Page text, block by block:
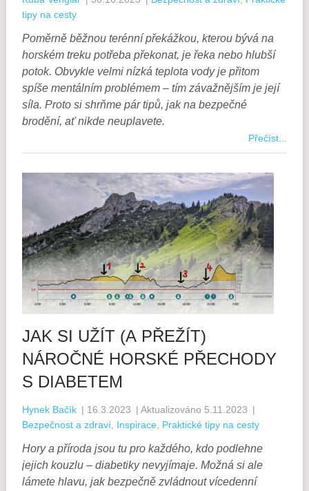
tipy na cesty
Poměrně běžnou terénní překážkou, kterou bývá na
horském treku potřeba překonat, je řeka nebo hlubší
potok. Obvykle velmi nízká teplota vody je přitom
spíše mentálním problémem – tím závažnějším je její
síla. Proto si shrňme pár tipů, jak na bezpečné
brodění, ať nikde neuplavete.
Přečíst...
JAK SI UŽÍT (A PŘEŽÍT)
NÁROČNÉ HORSKÉ PŘECHODY
S DIABETEM
Hynek Bačík | 16.3.2023 | Aktualizováno 5.11.2023 |
Bezpečnost a zdraví Inspirace Praktické tipy na cesty
Hory a příroda jsou tu pro každého, kdo podlehne
jejich kouzlu – diabetiky nevyjímaje. Možná si ale
lámete hlavu, jak bezpečně zvládnout vícedenní